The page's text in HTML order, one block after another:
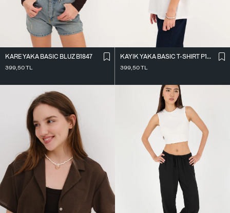
KARE YAKA BASIC BLUZ B1847
399,50TL
KAYIK YAKA BASIC T-SHIRT P1822
399,50TL